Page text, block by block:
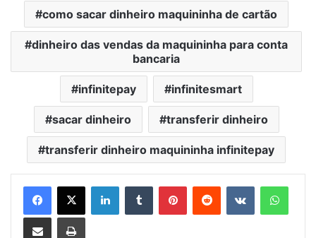
como sacar dinheiro maquininha de cartão
dinheiro das vendas da maquininha para conta
bancaria
infinitepay infinitesmart
sacar dinheiro transferir dinheiro
transferir dinheiro maquininha infinitepay
LinkedinTumblr PinterestReddit VK
Compartilhar via e-mail Imprimir